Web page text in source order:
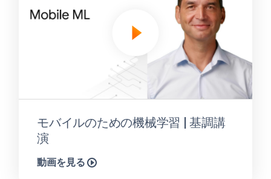
モバイルのための機械学習 | 基調講
演
動画を見る